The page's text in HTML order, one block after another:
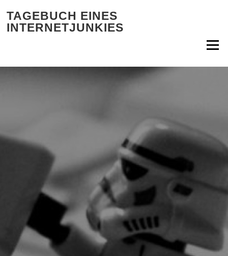
TAGEBUCH EINES
INTERNETJUNKIES
Menü